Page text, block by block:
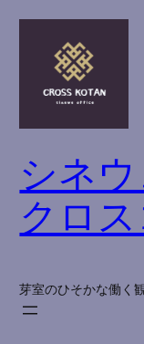
内
シネ
クロ
芽室のひそかな働く